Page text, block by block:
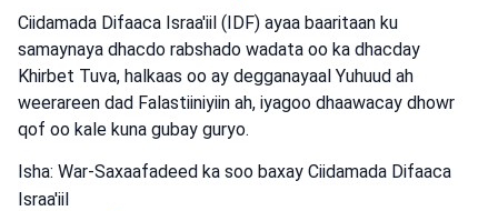
Ciidamada Difaaca Israa'iil (IDF) ayaa baaritaan ku
samaynaya dhacdo rabshado wadata oo ka dhacday
Khirbet Tuva, halkaas oo ay degganayaal Yuhuud ah
weerareen dad Falastiiniyiin ah, iyagoo dhaawacay dhowr
qof oo kale kuna gubay guryo.
Isha: War-Saxaafadeed ka soo baxay Ciidamada Difaaca
Israa'iil